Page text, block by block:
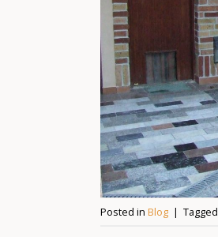
Posted in Blog | Tagged